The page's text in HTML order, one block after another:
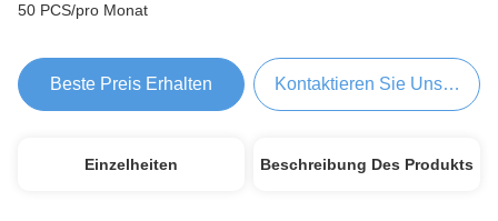
50 PCS/pro Monat
Beste Preis Erhalten Kontaktieren Sie Uns Jetzt
Einzelheiten Beschreibung Des Produkts